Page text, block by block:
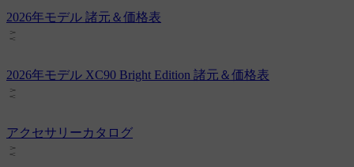
2026年モデル 諸元＆価格表
2026年モデル XC90 Bright Edition 諸元＆価格表
アクセサリーカタログ